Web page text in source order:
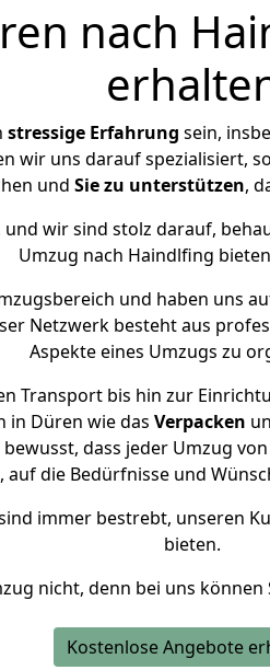
nach
stressige Erfahrung sein,
wir uns darauf spezialisiert,
und Sie zu unterstützen,
und wir sind stolz darauf,
Umzug nach Haindlfing
und haben uns
Netzwerk besteht aus
Aspekte eines Umzugs zu
Transport bis hin zur
in Düren wie das Verpacken
dass jeder Umzug
die Bedürfnisse und
immer bestrebt, unseren
bieten.
nicht, denn bei uns können
Kostenlose Angebote